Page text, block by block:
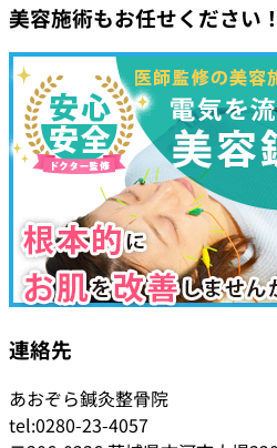
美容施術もお任せください！
連絡先
あおぞら鍼灸整骨院
tel:0280-23-4057